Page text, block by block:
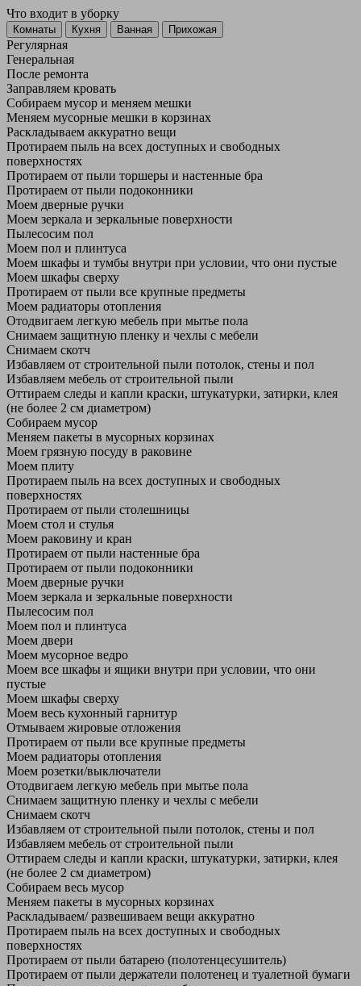
Что входит в уборку
Регу­лярная
Гене­ральная
После ремонта
Заправляем кровать
Собираем мусор и меняем мешки
Меняем мусорные мешки в корзинах
Раскладываем аккуратно вещи
Протираем пыль на всех доступных и свободных
поверхностях
Протираем от пыли торшеры и настенные бра
Протираем от пыли подоконники
Моем дверные ручки
Моем зеркала и зеркальные поверхности
Пылесосим пол
Моем пол и плинтуса
Моем шкафы и тумбы внутри при условии, что они пустые
Моем шкафы сверху
Протираем от пыли все крупные предметы
Моем радиаторы отопления
Отодвигаем легкую мебель при мытье пола
Снимаем защитную пленку и чехлы с мебели
Снимаем скотч
Избавляем от строительной пыли потолок, стены и пол
Избавляем мебель от строительной пыли
Оттираем следы и капли краски, штукатурки, затирки, клея
(не более 2 см диаметром)
Собираем мусор
Меняем пакеты в мусорных корзинах
Моем грязную посуду в раковине
Моем плиту
Протираем пыль на всех доступных и свободных
поверхностях
Протираем от пыли столешницы
Моем стол и стулья
Моем раковину и кран
Протираем от пыли настенные бра
Протираем от пыли подоконники
Моем дверные ручки
Моем зеркала и зеркальные поверхности
Пылесосим пол
Моем пол и плинтуса
Моем двери
Моем мусорное ведро
Моем все шкафы и ящики внутри при условии, что они
пустые
Моем шкафы сверху
Моем весь кухонный гарнитур
Отмываем жировые отложения
Протираем от пыли все крупные предметы
Моем радиаторы отопления
Моем розетки/выключатели
Отодвигаем легкую мебель при мытье пола
Снимаем защитную пленку и чехлы с мебели
Снимаем скотч
Избавляем от строительной пыли потолок, стены и пол
Избавляем мебель от строительной пыли
Оттираем следы и капли краски, штукатурки, затирки, клея
(не более 2 см диаметром)
Собираем весь мусор
Меняем пакеты в мусорных корзинах
Раскладываем/ развешиваем вещи аккуратно
Протираем пыль на всех доступных и свободных
поверхностях
Протираем от пыли батарею (полотенцесушитель)
Протираем от пыли держатели полотенец и туалетной бумаги